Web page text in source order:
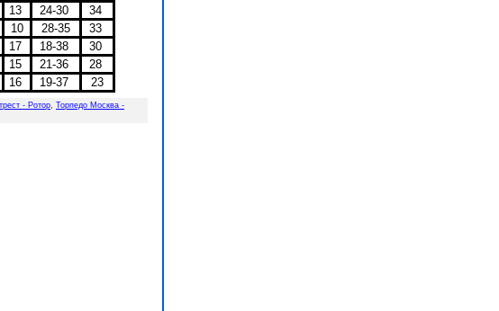
13 24-30
34
10 28-35
33
17 18-38
30
15 21-36
28
16 19-37 23
- Ротор, Торпедо Москва -